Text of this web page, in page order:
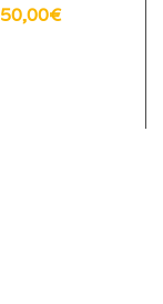
50,00€